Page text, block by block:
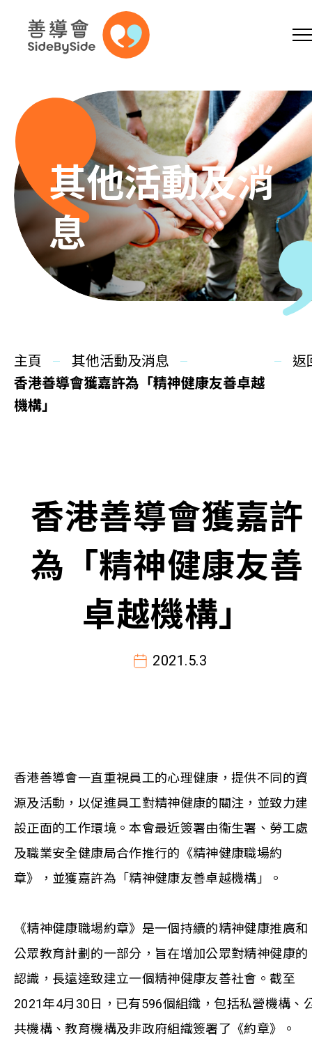
跳到內容（按回車鍵）
A A EN繁 简
主頁
本會服務
慈善活動
其他活動及消息
聯絡我們
其他活動及消
息
主頁
其他活動及消息
香港善導會獲嘉許為「精神健康友善卓越
機構」
返
香港善導會獲嘉許
為「精神健康友善
卓越機構」
2021.5.3
香港善導會一直重視員工的心理健康，提供不同的資
源及活動，以促進員工對精神健康的關注，並致力建
設正面的工作環境。本會最近簽署由衞生署、勞工處
及職業安全健康局合作推行的《精神健康職場約
章》，並獲嘉許為「精神健康友善卓越機構」。
《精神健康職場約章》是一個持續的精神健康推廣和
公眾教育計劃的一部分，旨在增加公眾對精神健康的
認識，長遠達致建立一個精神健康友善社會。截至
2021年4月30日，已有596個組織，包括私營機構、
共機構、教育機構及非政府組織簽署了《約章》。